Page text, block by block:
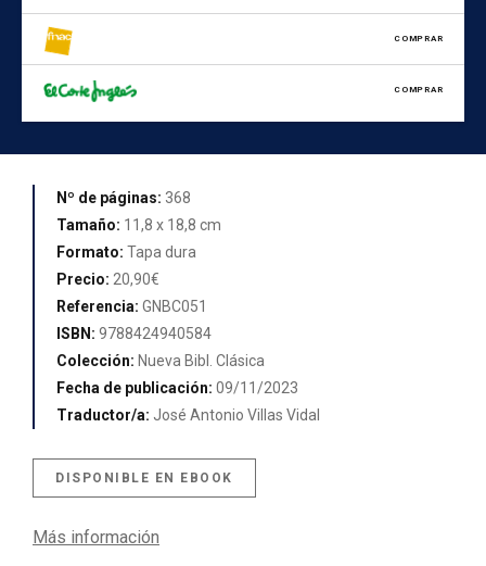
COMPRAR
COMPRAR
Nº de páginas: 368
Tamaño: 11,8 x 18,8 cm
Formato: Tapa dura
Precio: 20,90€
Referencia: GNBC051
ISBN: 9788424940584
Colección: Nueva Bibl. Clásica
Fecha de publicación: 09/11/2023
Traductor/a: José Antonio Villas Vidal
DISPONIBLE EN EBOOK
Más información